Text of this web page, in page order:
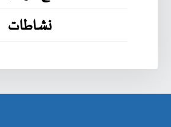
نشاطات